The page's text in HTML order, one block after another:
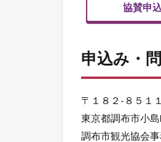
協賛申
申込み・
〒１８２-８５１１
東京都調布市小
調布市観光協会